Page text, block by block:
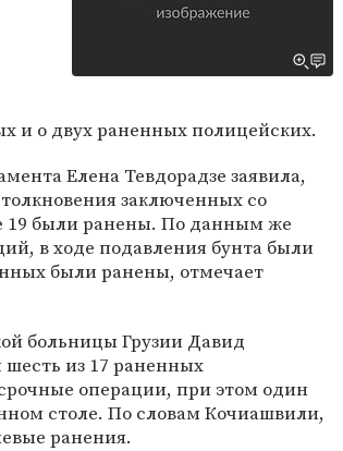
и о двух раненных полицейских.
Елена Тевдорадзе заявила,
заключенных со
19 были ранены. По данным же
в ходе подавления бунта были
были ранены, отмечает
больницы Грузии Давид
из 17 раненных
операции, при этом один
столе. По словам Кочиашвили,
ранения.